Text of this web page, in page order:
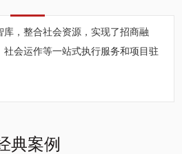
，整合社会资源，实现了招商融
会运作等一站式执行服务和项目驻
典案例